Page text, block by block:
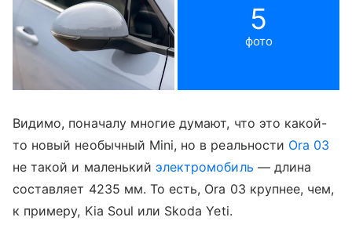
5
фото
Видимо, поначалу многие думают, что это какой-
то новый необычный Mini, но в реальности Ora 03
не такой и маленький электромобиль — длина
составляет 4235 мм. То есть, Ora 03 крупнее, чем,
к примеру, Kia Soul или Skoda Yeti.